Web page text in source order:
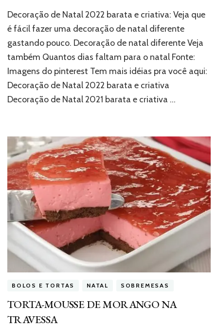
Decoração de Natal 2022 barata e criativa: Veja que
é fácil fazer uma decoração de natal diferente
gastando pouco. Decoração de natal diferente Veja
também Quantos dias faltam para o natal Fonte:
Imagens do pinterest Tem mais idéias pra você aqui:
Decoração de Natal 2022 barata e criativa
Decoração de Natal 2021 barata e criativa …
BOLOS E TORTAS NATAL SOBREMESAS
TORTA-MOUSSE DE MORANGO NA
TRAVESSA